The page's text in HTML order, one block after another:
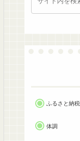
ふるさと納税
体調